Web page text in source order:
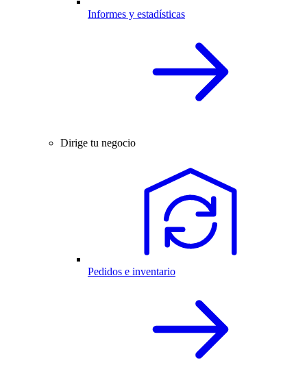
Informes y estadísticas
Dirige tu negocio
Pedidos e inventario